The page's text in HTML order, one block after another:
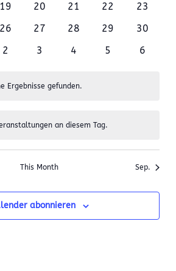
19 20 21 22
23
26 27 28 29
30
2 3 4 5 6
Ergebnisse gefunden.
an diesem Tag.
This Month Sep.
abonnieren